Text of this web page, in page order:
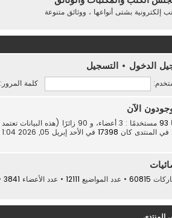
إلكترونية بشتى أنواعها ، ووثائق متنوعة
الدخول • التسجيل
كلمة المرور:
الآن
93 مستخدمًا : 3 أعضاء، و 90 زائرًا (هذه البيانات تعتمد على الأعضاء النشطين خلال الـ 5 دقائق الماضية)
في المنتدى كان 17398 في الأحد إبريل 05, 2026 1:04 am
60815 • عدد المواضيع 12111 • عدد الأعضاء 3841